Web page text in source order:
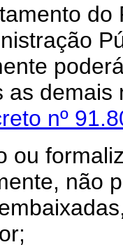
as
nº
ou
não